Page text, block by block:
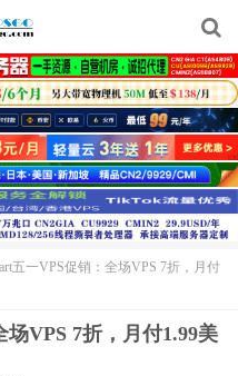
五一VPS促销：全场VPS 7折，月付
VPS 7折，月付1.99美